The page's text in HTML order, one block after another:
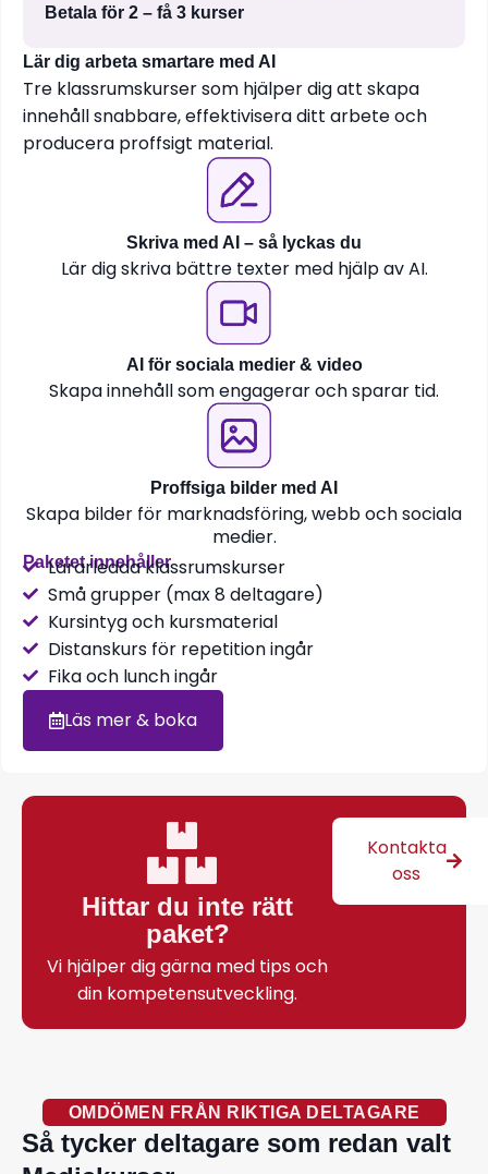
Betala för 2 – få 3 kurser
Lär dig arbeta smartare med AI
Tre klassrumskurser som hjälper dig att skapa
innehåll snabbare, effektivisera ditt arbete och
producera proffsigt material.
Skriva med AI – så lyckas du
Lär dig skriva bättre texter med hjälp av AI.
AI för sociala medier & video
Skapa innehåll som engagerar och sparar tid.
Proffsiga bilder med AI
Skapa bilder för marknadsföring, webb och sociala
medier.
Paketet innehåller
Lärarledda klassrumskurser
Små grupper (max 8 deltagare)
Kursintyg och kursmaterial
Distanskurs för repetition ingår
Fika och lunch ingår
Läs mer & boka
Hittar du inte rätt
paket?
Vi hjälper dig gärna med tips och
din kompetensutveckling.
Kontakta
oss
OMDÖMEN FRÅN RIKTIGA DELTAGARE
Så tycker deltagare som redan valt